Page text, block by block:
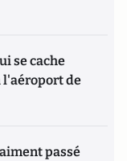
se cache
l'aéroport de
passé